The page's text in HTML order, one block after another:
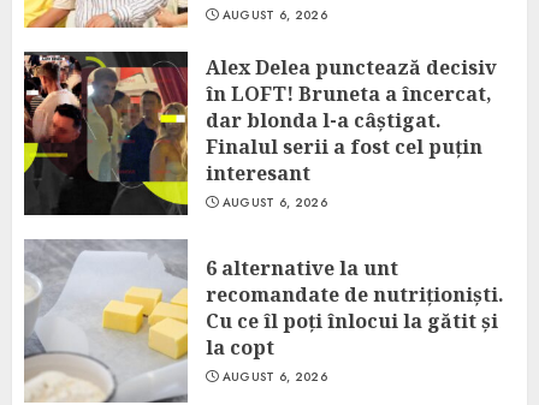
AUGUST 6, 2026
Alex Delea punctează decisiv
în LOFT! Bruneta a încercat,
dar blonda l-a câștigat.
Finalul serii a fost cel puțin
interesant
AUGUST 6, 2026
6 alternative la unt
recomandate de nutriționiști.
Cu ce îl poți înlocui la gătit și
la copt
AUGUST 6, 2026